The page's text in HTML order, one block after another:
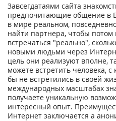
Завсегдатаями сайта
предпочитающие общение в
в мире реальном,
найти партнера, чтобы
встречаться "реально",
новыми людьми через
цель они реализуют вполне,
можете встретить человека,
бы не встретились в своей
международных масштабах
получаете уникальную
интересный опыт.
Интернет заключается а